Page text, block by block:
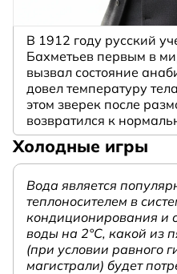
В 1912 году русский
Бахметьев первым в
вызвал состояние
довел температуру
этом зверек после
возвратился к
Холодные игры
Вода является
теплоносителем в
кондиционирования и
воды на 2°С, какой из
(при условии равного
магистрали) будет